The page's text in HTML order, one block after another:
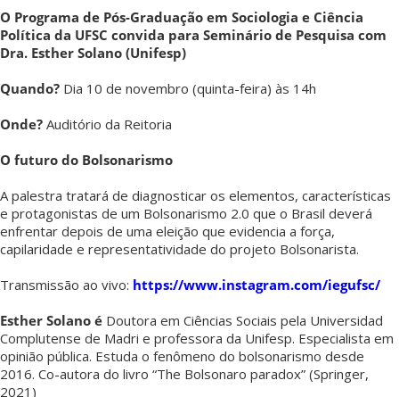
O Programa de Pós-Graduação em Sociologia e Ciência
Política da UFSC convida para Seminário de Pesquisa com
Dra. Esther Solano (Unifesp)
Quando? Dia 10 de novembro (quinta-feira) às 14h
Onde? Auditório da Reitoria
O futuro do Bolsonarismo
A palestra tratará de diagnosticar os elementos, características
e protagonistas de um Bolsonarismo 2.0 que o Brasil deverá
enfrentar depois de uma eleição que evidencia a força,
capilaridade e representatividade do projeto Bolsonarista.
Transmissão ao vivo: https://www.instagram.com/iegufsc/
Esther Solano é Doutora em Ciências Sociais pela Universidad
Complutense de Madri e professora da Unifesp. Especialista em
opinião pública. Estuda o fenômeno do bolsonarismo desde
2016. Co-autora do livro “The Bolsonaro paradox” (Springer,
2021)